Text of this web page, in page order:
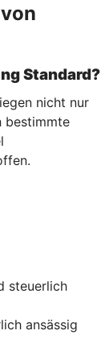
Standard?
nicht nur
bestimmte
steuerlich
ansässig